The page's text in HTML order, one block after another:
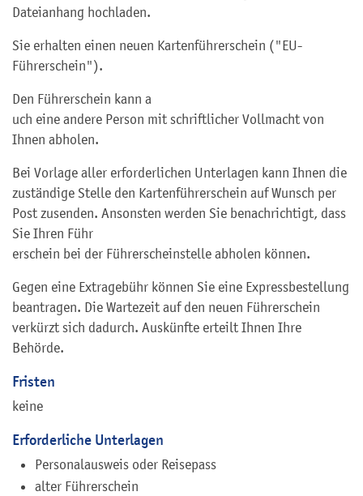
Dateianhang hochladen.
Sie erhalten einen neuen Kartenführerschein ("EU-
Führerschein").
Den Führerschein kann a
uch eine andere Person mit schriftlicher Vollmacht von
Ihnen abholen.
Bei Vorlage aller erforderlichen Unterlagen kann Ihnen die
zuständige Stelle den Kartenführerschein auf Wunsch per
Post zusenden. Ansonsten werden Sie benachrichtigt, dass
Sie Ihren Führ
erschein bei der Führerscheinstelle abholen können.
Gegen eine Extragebühr können Sie eine Expressbestellung
beantragen. Die Wartezeit auf den neuen Führerschein
verkürzt sich dadurch. Auskünfte erteilt Ihnen Ihre
Behörde.
Fristen
keine
Erforderliche Unterlagen
Personalausweis oder Reisepass
alter Führerschein